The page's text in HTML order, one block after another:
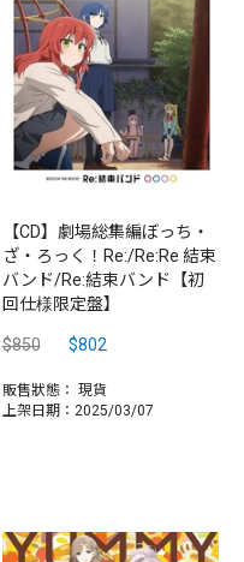
【CD】劇場総集編ぼっち・
ざ・ろっく！Re:/Re:Re 結束
バンド/Re:結束バンド【初
回仕様限定盤】
$850 $802
販售狀態： 現貨
上架日期：2025/03/07